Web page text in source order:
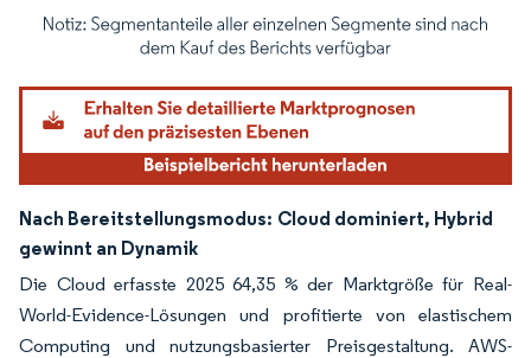
Bild © Mordor Intelligence. Wiederverwendung erfordert Namensnennung
Nach Bereitstellungsmodus: Cloud dominiert, Hybrid
gewinnt an Dynamik
Die Cloud erfasste 2025 64,35 % der Marktgröße für Real-
World-Evidence-Lösungen und profitierte von elastischem
Computing und nutzungsbasierter Preisgestaltung. AWS-